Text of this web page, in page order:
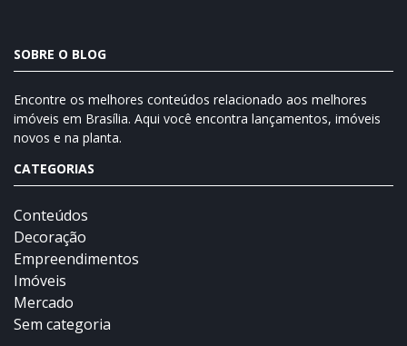
SOBRE O BLOG
Encontre os melhores conteúdos relacionado aos melhores
imóveis em Brasília. Aqui você encontra lançamentos, imóveis
novos e na planta.
CATEGORIAS
Conteúdos
Decoração
Empreendimentos
Imóveis
Mercado
Sem categoria